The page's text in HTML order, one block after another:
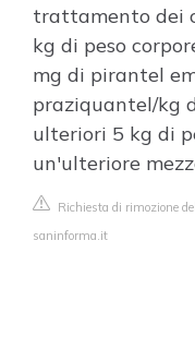
trattamento dei
kg di peso
mg di pirantel
praziquantel/kg
ulteriori 5 kg di
un'ulteriore
Richiesta di rimozione
saninforma.it